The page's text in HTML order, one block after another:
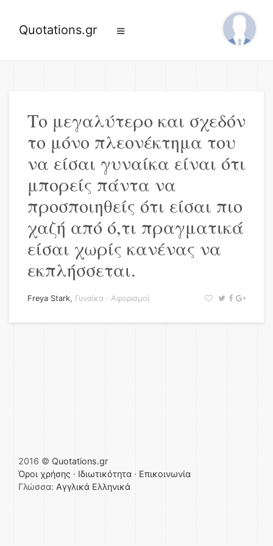
Quotations.gr
Το μεγαλύτερο και σχεδόν
το μόνο πλεονέκτημα του
να είσαι γυναίκα είναι ότι
μπορείς πάντα να
προσποιηθείς ότι είσαι πιο
χαζή από ό,τι πραγματικά
είσαι χωρίς κανένας να
εκπλήσσεται.
Freya Stark, Γυναίκα · Αφορισμοί
2016 © Quotations.gr
Όροι χρήσης · Ιδιωτικότητα · Επικοινωνία
Γλώσσα: Αγγλικά Ελληνικά